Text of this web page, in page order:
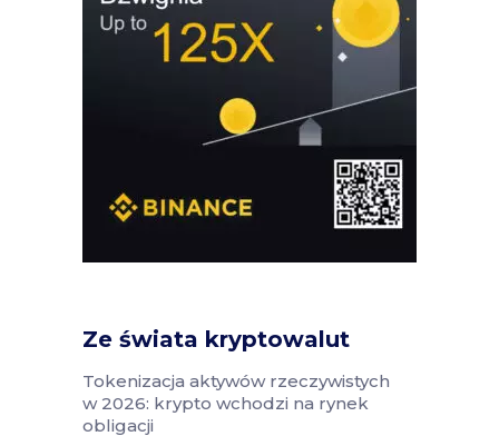
Ze świata kryptowalut
Tokenizacja aktywów rzeczywistych
w 2026: krypto wchodzi na rynek
obligacji